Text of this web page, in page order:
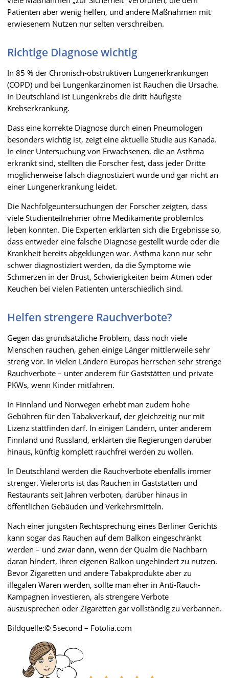
Patienten aber wenig helfen, und andere Maßnahmen mit
erwiesenem Nutzen nur selten verschreiben.
Richtige Diagnose wichtig
In 85 % der Chronisch-obstruktiven Lungenerkrankungen
(COPD) und bei Lungenkarzinomen ist Rauchen die Ursache.
In Deutschland ist Lungenkrebs die dritt häufigste
Krebserkrankung.
Dass eine korrekte Diagnose durch einen Pneumologen
besonders wichtig ist, zeigt eine aktuelle Studie aus Kanada.
In einer Untersuchung von Erwachsenen, die an Asthma
erkrankt sind, stellten die Forscher fest, dass jeder Dritte
möglicherweise falsch diagnostiziert wurde und gar nicht an
einer Lungenerkrankung leidet.
Die Nachfolgeuntersuchungen der Forscher zeigten, dass
viele Studienteilnehmer ohne Medikamente problemlos
leben konnten. Die Experten erklärten sich die Ergebnisse so,
dass entweder eine falsche Diagnose gestellt wurde oder die
Krankheit bereits abgeklungen war. Asthma kann nur sehr
schwer diagnostiziert werden, da die Symptome wie
Schmerzen in der Brust, Schwierigkeiten beim Atmen oder
Keuchen bei vielen Patienten unterschiedlich sind.
Helfen strengere Rauchverbote?
Gegen das grundsätzliche Problem, dass noch viele
Menschen rauchen, gehen einige Länger mittlerweile sehr
streng vor. In vielen Ländern Europas herrschen sehr strenge
Rauchverbote – unter anderem für Gaststätten und private
PKWs, wenn Kinder mitfahren.
In Finnland und Norwegen erhebt man zudem hohe
Gebühren für den Tabakverkauf, der gleichzeitig nur mit
Lizenz stattfinden darf. In einigen Ländern, unter anderem
Finnland und Russland, erklärten die Regierungen darüber
hinaus, künftig komplett rauchfrei werden zu wollen.
In Deutschland werden die Rauchverbote ebenfalls immer
strenger. Vielerorts ist das Rauchen in Gaststätten und
Restaurants seit Jahren verboten, darüber hinaus in
öffentlichen Gebäuden und Verkehrsmitteln.
Nach einer jüngsten Rechtsprechung eines Berliner Gerichts
kann sogar das Rauchen auf dem Balkon eingeschränkt
werden – und zwar dann, wenn der Qualm die Nachbarn
daran hindert, ihren eigenen Balkon ungehindert zu nutzen.
Bevor Zigaretten und andere Tabakprodukte aber zu
illegalen Waren werden, sollte man eher in Anti-Rauch-
Kampagnen investieren, als strengere Verbote
auszusprechen oder Zigaretten gar vollständig zu verbannen.
Bildquelle:© 5second – Fotolia.com